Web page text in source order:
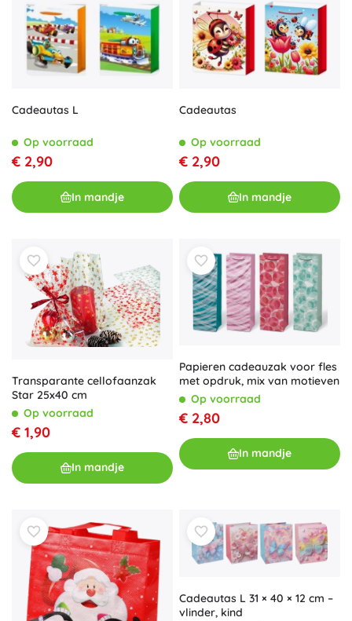
Cadeautas L
Op voorraad
€ 2,90
In mandje
Cadeautas
Op voorraad
€ 2,90
In mandje
Transparante cellofaanzak
Star 25x40 cm
Op voorraad
€ 1,90
In mandje
Papieren cadeauzak voor fles
met opdruk, mix van motieven
Op voorraad
€ 2,80
In mandje
Cadeautas L 31 × 40 × 12 cm –
vlinder, kind